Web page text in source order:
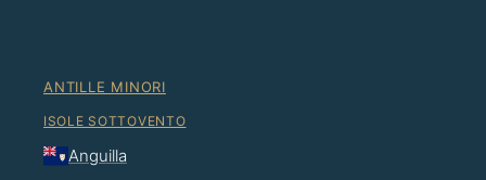
ANTILLE MINORI
ISOLE SOTTOVENTO
Anguilla